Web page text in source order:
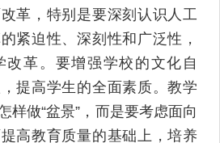
革，特别是要深刻认识人工
紧迫性、深刻性和广泛性，
改革。要增强学校的文化自
提高学生的全面素质。教学
样做“盆景”，而是要考虑面向
高教育质量的基础上，培养